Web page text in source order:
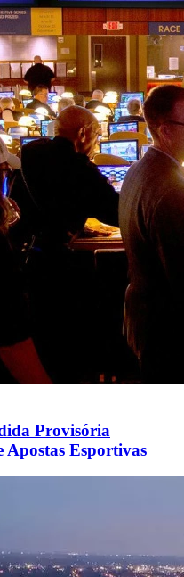
Provisória
Apostas Esportivas